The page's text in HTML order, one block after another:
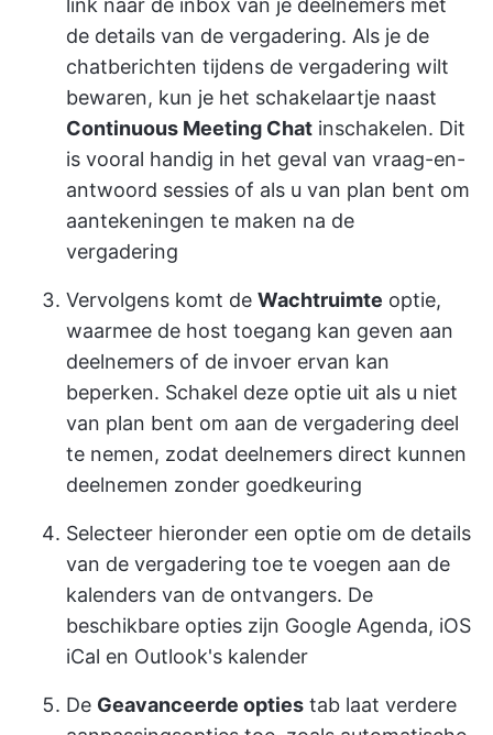
link naar de inbox van je deelnemers met
de details van de vergadering. Als je de
chatberichten tijdens de vergadering wilt
bewaren, kun je het schakelaartje naast
Continuous Meeting Chat inschakelen. Dit
is vooral handig in het geval van vraag-en-
antwoord sessies of als u van plan bent om
aantekeningen te maken na de
vergadering
Vervolgens komt de Wachtruimte optie,
waarmee de host toegang kan geven aan
deelnemers of de invoer ervan kan
beperken. Schakel deze optie uit als u niet
van plan bent om aan de vergadering deel
te nemen, zodat deelnemers direct kunnen
deelnemen zonder goedkeuring
Selecteer hieronder een optie om de details
van de vergadering toe te voegen aan de
kalenders van de ontvangers. De
beschikbare opties zijn Google Agenda, iOS
iCal en Outlook's kalender
De Geavanceerde opties tab laat verdere